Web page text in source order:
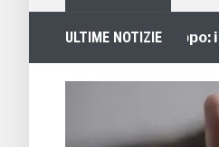
ULTIME NOTIZIE
Viaggi di Gruppo: i 5